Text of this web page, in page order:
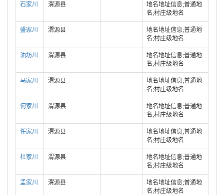
石家川 渭源县
地名地址信息;普通地
名;村庄级地名
盛家川 渭源县
地名地址信息;普通地
名;村庄级地名
油坊川 渭源县
地名地址信息;普通地
名;村庄级地名
马家川 渭源县
地名地址信息;普通地
名;村庄级地名
何家川 渭源县
地名地址信息;普通地
名;村庄级地名
任家川 渭源县
地名地址信息;普通地
名;村庄级地名
杜家川 渭源县
地名地址信息;普通地
名;村庄级地名
孟家川 渭源县
地名地址信息;普通地
名;村庄级地名